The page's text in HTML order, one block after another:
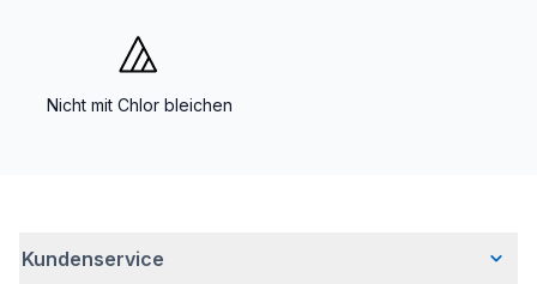
Nicht mit Chlor bleichen
Kundenservice